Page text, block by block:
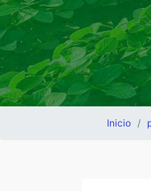
Inicio